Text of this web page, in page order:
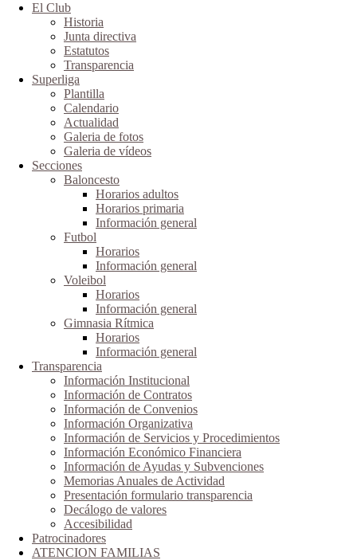
El Club
Historia
Junta directiva
Estatutos
Transparencia
Superliga
Plantilla
Calendario
Actualidad
Galeria de fotos
Galeria de vídeos
Secciones
Baloncesto
Horarios adultos
Horarios primaria
Información general
Futbol
Horarios
Información general
Voleibol
Horarios
Información general
Gimnasia Rítmica
Horarios
Información general
Transparencia
Información Institucional
Información de Contratos
Información de Convenios
Información Organizativa
Información de Servicios y Procedimientos
Información Económico Financiera
Información de Ayudas y Subvenciones
Memorias Anuales de Actividad
Presentación formulario transparencia
Decálogo de valores
Accesibilidad
Patrocinadores
ATENCION FAMILIAS